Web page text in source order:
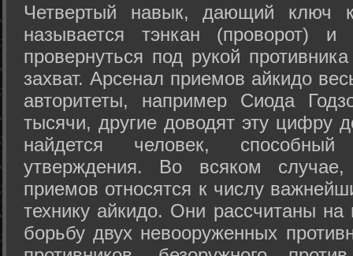
Четвертый навык, дающий ключ
называется тэнкан (проворот)
провернуться под рукой
захват. Арсенал приемов айкидо
авторитеты, например Сиода
тысячи, другие доводят эту цифру
найдется человек,
утверждения. Во всяком
приемов относятся к числу
технику айкидо. Они рассчитаны
борьбу двух невооруженных